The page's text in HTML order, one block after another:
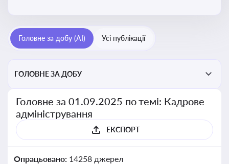
Головне за добу (AI) Усі публікації
ГОЛОВНЕ ЗА ДОБУ
Головне за 01.09.2025 по темі: Кадрове
адміністрування
ЕКСПОРТ
Опрацьовано: 14258 джерел